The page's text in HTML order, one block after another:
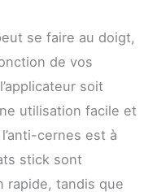
se faire au doigt,
de vos
soit
utilisation facile et
cernes est à
stick sont
rapide, tandis que